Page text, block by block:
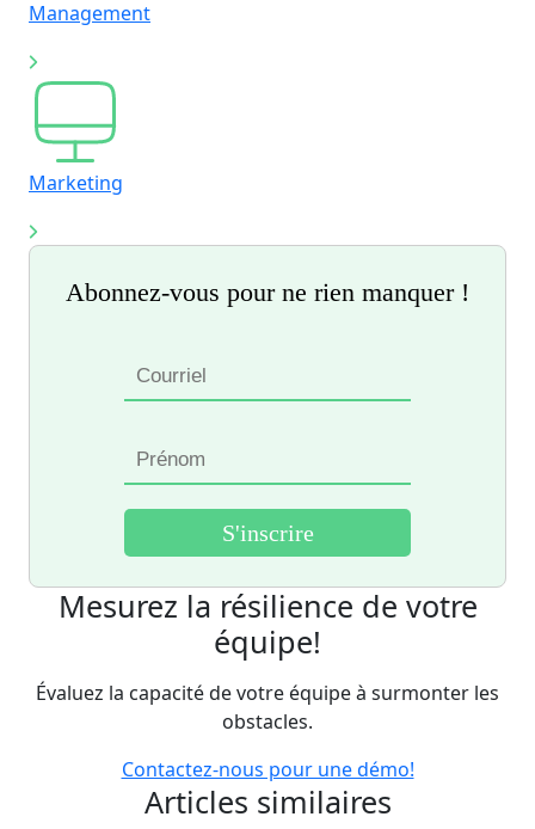
Management
Marketing
Abonnez-vous pour ne rien manquer !
Mesurez la résilience de votre
équipe!
Évaluez la capacité de votre équipe à surmonter les
obstacles.
Contactez-nous pour une démo!
Articles similaires